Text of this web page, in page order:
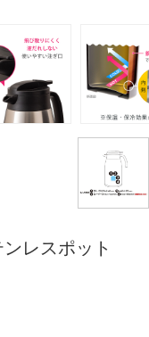
レスポット